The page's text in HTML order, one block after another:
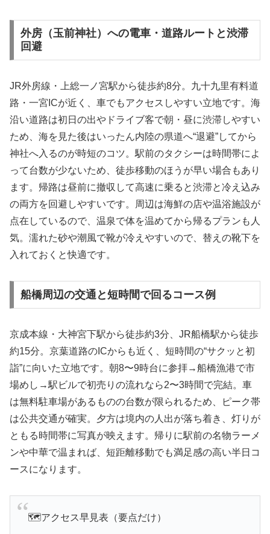
外房（玉前神社）への電車・道路ルートと渋滞
回避
JR外房線・上総一ノ宮駅から徒歩約8分。九十九里有料道
路・一宮ICが近く、車でもアクセスしやすい立地です。海
沿い道路は初日の出やドライブ客で朝・昼に渋滞しやすい
ため、海を見た後はいったん内陸の県道へ“退避”してから
神社へ入るのが時短のコツ。駅前のタクシーは時間帯によ
って台数が少ないため、徒歩移動のほうが早い場合もあり
ます。帰路は昼前に撤収して高速に乗ると渋滞と冷え込み
の両方を回避しやすいです。周辺は海鮮の店や温浴施設が
点在しているので、温泉で体を温めてから帰るプランも人
気。濡れた砂や潮風で靴が冷えやすいので、替えの靴下を
入れておくと快適です。
船橋周辺の交通と短時間で回るコース例
京成本線・大神宮下駅から徒歩約3分、JR船橋駅から徒歩
約15分。京葉道路のICからも近く、短時間の“サクッと初
詣”に向いた立地です。朝8〜9時台に参拝→船橋漁港で市
場めし→駅ビルで初売りの流れなら2〜3時間で完結。車
は無料駐車場があるものの台数が限られるため、ピーク帯
は公共交通が確実。夕方は境内の人出が落ち着き、灯りが
ともる時間帯に写真が映えます。帰りに駅前の名物ラーメ
ンや中華で温まれば、短距離移動でも満足感の高い半日コ
ースになります。
🗺️アクセス早見表（要点だけ）